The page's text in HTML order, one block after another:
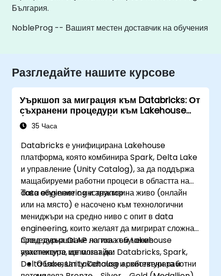
България.
NobleProg -- Вашият местен доставчик на обучения
Разгледайте нашите курсове
Уъркшоп за миграция към Databricks: От
съхранени процедури към Lakehouse
(5-дневен интензив)
35 Часа
Databricks е унифицирана Lakehouse
платформа, която комбинира Spark, Delta Lake
и управление (Unity Catalog), за да поддържа
мащабируеми работни процеси в областта на
data engineering и анализи.
Това обучение с инструктор на живо (онлайн
или на място) е насочено към технологични
мениджъри на средно ниво с опит в data
engineering, които желаят да мигрират сложна
процедурна OLAP логика към Lakehouse
архитектура, използвайки Databricks, Spark,
Delta Lake, Unity Catalog и собствени работни
След завършване на това обучение
участниците ще могат да:
Обясняват Lakehouse архитектурата и